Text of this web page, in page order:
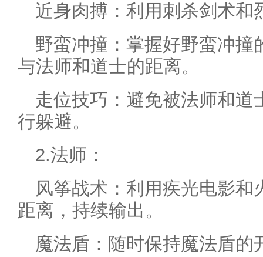
近身肉搏：利用刺杀剑术和
野蛮冲撞：掌握好野蛮冲撞
与法师和道士的距离。
走位技巧：避免被法师和道
行躲避。
2.法师：
风筝战术：利用疾光电影
距离，持续输出。
魔法盾：随时保持魔法盾的